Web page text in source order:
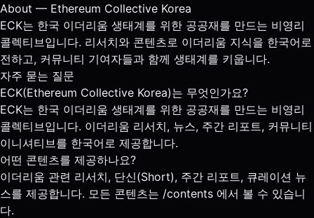
About — Ethereum Collective Korea
ECK는 한국 이더리움 생태계를 위한 공공재를 만드는 비영리
콜렉티브입니다. 리서치와 콘텐츠로 이더리움 지식을 한국어로
전하고, 커뮤니티 기여자들과 함께 생태계를 키웁니다.
자주 묻는 질문
ECK(Ethereum Collective Korea)는 무엇인가요?
ECK는 한국 이더리움 생태계를 위한 공공재를 만드는 비영리
콜렉티브입니다. 이더리움 리서치, 뉴스, 주간 리포트, 커뮤니티
이니셔티브를 한국어로 제공합니다.
어떤 콘텐츠를 제공하나요?
이더리움 관련 리서치, 단신(Short), 주간 리포트, 큐레이션 뉴
스를 제공합니다. 모든 콘텐츠는 /contents 에서 볼 수 있습니
다.